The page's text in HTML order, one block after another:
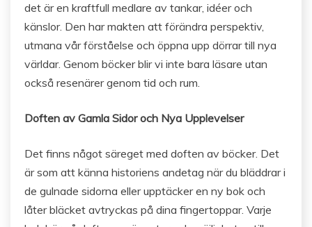
det är en kraftfull medlare av tankar, idéer och
känslor. Den har makten att förändra perspektiv,
utmana vår förståelse och öppna upp dörrar till nya
världar. Genom böcker blir vi inte bara läsare utan
också resenärer genom tid och rum.
Doften av Gamla Sidor och Nya Upplevelser
Det finns något säreget med doften av böcker. Det
är som att känna historiens andetag när du bläddrar i
de gulnade sidorna eller upptäcker en ny bok och
låter bläcket avtryckas på dina fingertoppar. Varje